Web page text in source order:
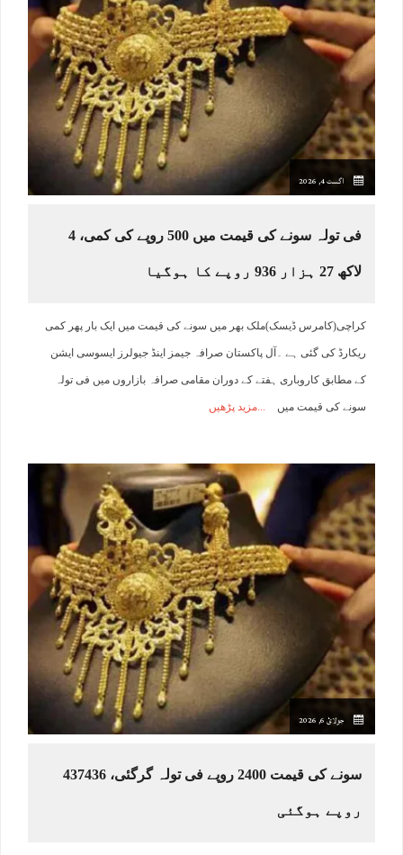
اگست 4, 2026
فی تولہ سونے کی قیمت میں 500 روپے کی کمی، 4
لاکھ 27 ہزار 936 روپے کا ہوگیا
کراچی(کامرس ڈیسک)ملک بھر میں سونے کی قیمت میں ایک بار پھر کمی
ریکارڈ کی گئی ہے ۔آل پاکستان صرافہ جیمز اینڈ جیولرز ایسوسی ایشن
کے مطابق کاروباری ہفتے کے دوران مقامی صرافہ بازاروں میں فی تولہ
سونے کی قیمت میں مزید پڑھیں
جولائ 6, 2026
سونے کی قیمت 2400 روپے فی تولہ گرگئی، 437436
روپے ہوگئی